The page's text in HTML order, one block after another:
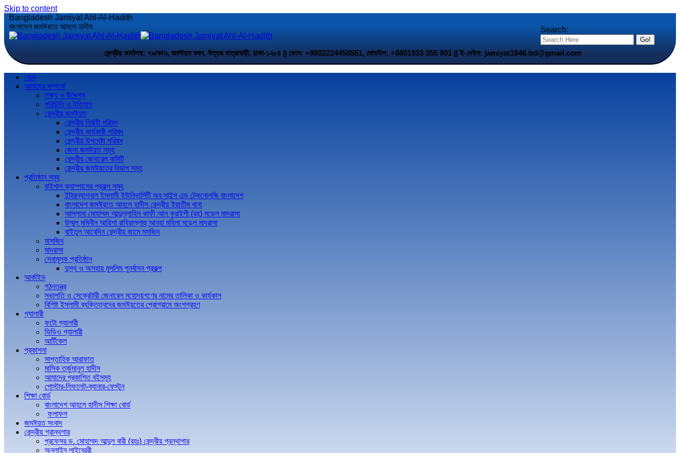
Skip to content
Search:
Bangladesh Jamiyat Ahl-Al-Hadith
বাংলাদেশ জমঈয়তে আহলে হাদীস
কেন্দ্রীয় কার্যালয়: ৭৯/ক/৩, জমঈয়ত ভবন, উত্তর যাত্রাবাড়ী, ঢাকা-১২০৪ || ফোন: +8802224458551, মোবাইল: +8801933 355 901 || ই-মেইল: jamiyat1946.bd@gmail.com
হোম
আমাদের সম্পর্কে
লক্ষ্য ও উদ্দেশ্য
পরিচিতি ও ইতিহাস
কেন্দ্রীয় জমঈয়ত
কেন্দ্রীয় নির্বাহী পরিষদ
কেন্দ্রীয় কার্যকারী পরিষদ
কেন্দ্রীয় উপদেষ্টা পরিষদ
জেলা জমঈয়ত সমূহ
কেন্দ্রীয় জেনারেল কমিটি
কেন্দ্রীয় জমঈয়তের বিভাগ সমূহ
প্রতিষ্ঠান সমূহ
বাইপাল ক্যাম্পাসের প্রকল্প সমূহ
ইন্টারন্যাশনাল ইসলামী ইউনিভার্সিটি অব সাইন্স এন্ড টেকনোলজি বাংলাদেশ
বাংলাদেশ জমঈয়তে আহলে হাদীস কেন্দ্রীয় ইয়াতীম খানা
আল্লামা মোহাম্মদ আব্দুল্লাহিল কাফী আল কুরাইশী (রহ) মডেল মাদরাসা
উম্মুল মুমিনীন আয়িশা রাযিয়াল্লাহু আনহা মহিলা মডেল মাদরাসা
বাইতুল আবেদিন কেন্দ্রীয় জামে মসজিদ
মাসজিদ
মাদরাসা
সেবামূলক প্রতিষ্ঠান
দুস্থ ও অসহায় মুসলিম পুনর্বাসন প্রকল্প
আর্কাইভ
গঠনতন্ত্র
সভাপতি ও সেক্রেটারী জেনারেল মহোদয়গণের নামের তালিকা ও কার্যকাল
বিশিষ্ট ইসলামী ব্যক্তিত্বদের জমঈয়তের প্রোগ্রামে অংশগ্রহণ
গ্যালারী
ফটো গ্যালারী
ভিডিও গ্যালারী
আর্টিকেল
প্রকাশনা
সাপ্তাহিক আরাফাত
মাসিক তর্জুমানুল হাদীস
আমাদের প্রকাশিত বইসমূহ
পোস্টার-লিফলেট-ব্যানার-ফেস্টুন
শিক্ষা বোর্ড
বাংলাদেশ আহলে হাদীস শিক্ষা বোর্ড
ফলাফল
জমঈয়ত সংবাদ
কেন্দ্রীয় গ্রান্থগার
প্রফেসর ড. মোহাম্মদ আব্দুল বারী (রহঃ) কেন্দ্রীয় গ্রন্থাগার
অনলাইন লাইব্রেরী